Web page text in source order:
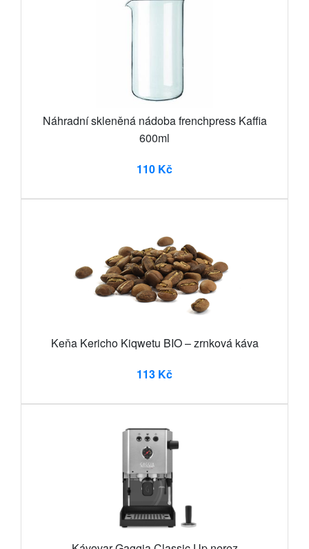
Náhradní skleněná nádoba frenchpress Kaffia
600ml
110 Kč
Keňa Kericho Kiqwetu BIO – zrnková káva
113 Kč